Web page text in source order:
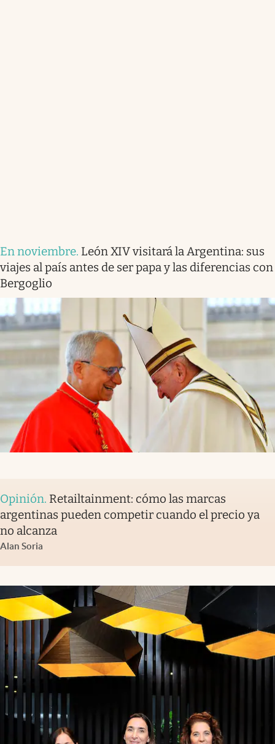
En noviembre. León XIV visitará la Argentina: sus
viajes al país antes de ser papa y las diferencias con
Bergoglio
Opinión. Retailtainment: cómo las marcas
argentinas pueden competir cuando el precio ya
no alcanza
Alan Soria